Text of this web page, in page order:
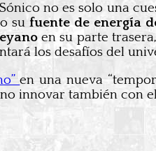
no es solo una
sufuente de energía
en su parte
los desafíos del
en una nueva
innovar también con